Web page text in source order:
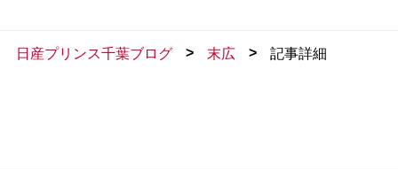
日産プリンス千葉ブログ > 末広 > 記事詳細